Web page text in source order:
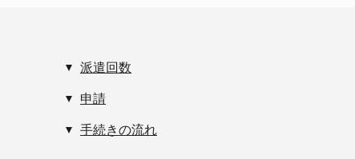
派遣回数
申請
手続きの流れ